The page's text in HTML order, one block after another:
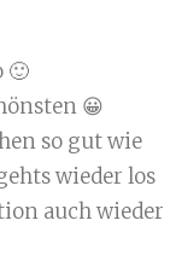
🙂
😀
so gut wie
wieder los
auch wieder